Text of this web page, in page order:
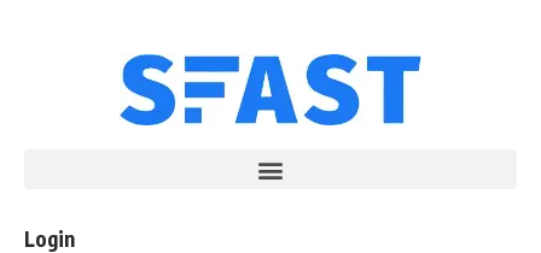
Login